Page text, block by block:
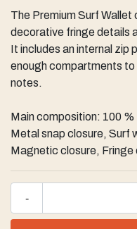
The Premium Surf
decorative fringe details
It includes an internal zip
enough compartments to
notes.
Main composition: 100
Metal snap closure, Surf
Magnetic closure,
-